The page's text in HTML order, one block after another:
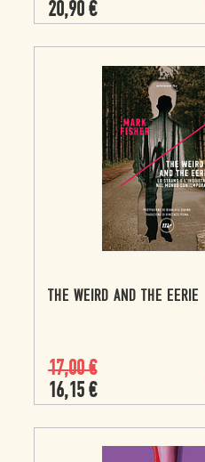
20,90 €
THE WEIRD AND THE EERIE
17,00€
16,15 €